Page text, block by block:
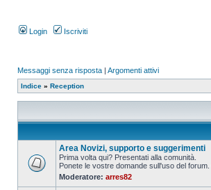
Login Iscriviti
Messaggi senza risposta | Argomenti attivi
Indice » Reception
Area Novizi, supporto e suggerimenti
Prima volta qui? Presentati alla comunità.
Ponete le vostre domande sull'uso del
Moderatore: arres82